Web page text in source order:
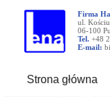
Firma
ul.
06-100
Tel. +48
E-mail:
Strona główna